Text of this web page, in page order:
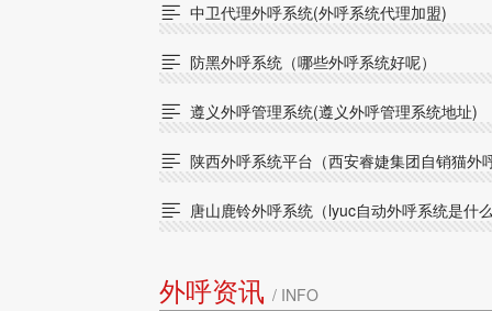
 中卫代理外呼系统(外呼系统代理加盟)
 防黑外呼系统（哪些外呼系统好呢）
 遵义外呼管理系统(遵义外呼管理系统地址)
 陕西外呼系统平台（西安睿婕集团自销猫外
 唐山鹿铃外呼系统（lyuc自动外呼系统是什
外呼资讯 / INFO